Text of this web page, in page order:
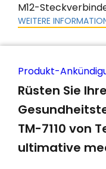
M12-
WEITERE
Produkt-
Rüsten Sie Ihre
TM-7110 von
ultimative